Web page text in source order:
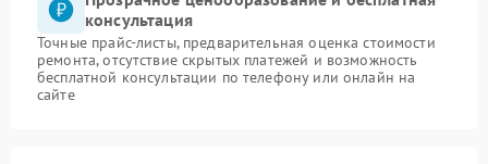
консультация
Точные прайс-листы, предварительная оценка стоимости
ремонта, отсутствие скрытых платежей и возможность
бесплатной консультации по телефону или онлайн на
сайте